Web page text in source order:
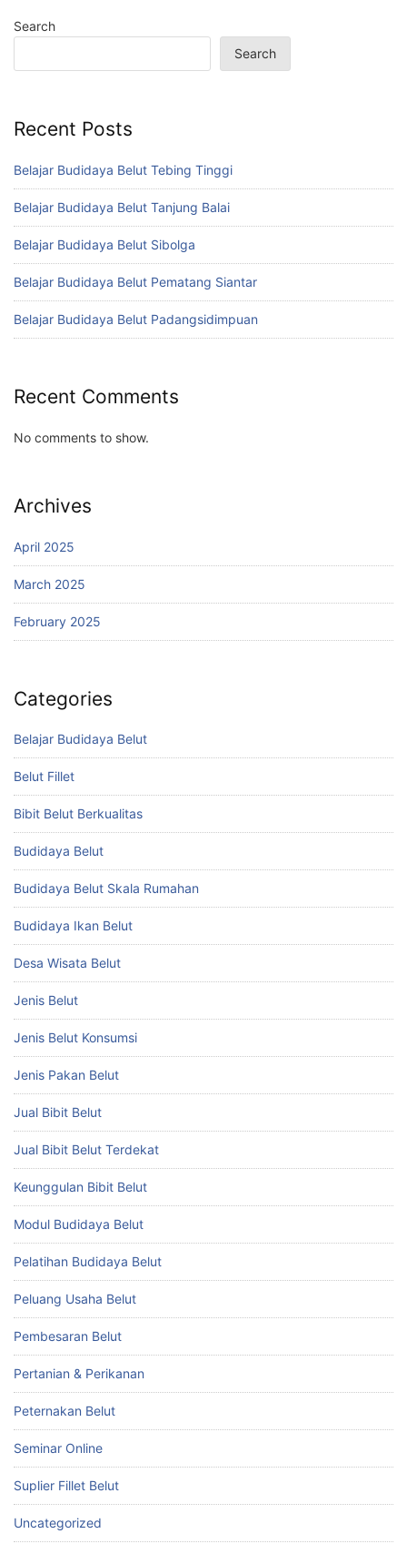
Search
Search
Recent Posts
Belajar Budidaya Belut Tebing Tinggi
Belajar Budidaya Belut Tanjung Balai
Belajar Budidaya Belut Sibolga
Belajar Budidaya Belut Pematang Siantar
Belajar Budidaya Belut Padangsidimpuan
Recent Comments
No comments to show.
Archives
April 2025
March 2025
February 2025
Categories
Belajar Budidaya Belut
Belut Fillet
Bibit Belut Berkualitas
Budidaya Belut
Budidaya Belut Skala Rumahan
Budidaya Ikan Belut
Desa Wisata Belut
Jenis Belut
Jenis Belut Konsumsi
Jenis Pakan Belut
Jual Bibit Belut
Jual Bibit Belut Terdekat
Keunggulan Bibit Belut
Modul Budidaya Belut
Pelatihan Budidaya Belut
Peluang Usaha Belut
Pembesaran Belut
Pertanian & Perikanan
Peternakan Belut
Seminar Online
Suplier Fillet Belut
Uncategorized